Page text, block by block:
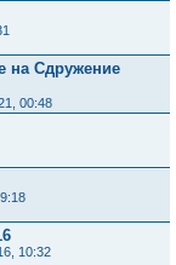
на Сдружение
00:48
10:32